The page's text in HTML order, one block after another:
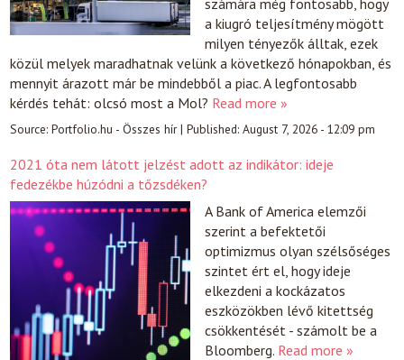
számára még fontosabb, hogy
a kiugró teljesítmény mögött
milyen tényezők álltak, ezek
közül melyek maradhatnak velünk a következő hónapokban, és
mennyit árazott már be mindebből a piac. A legfontosabb
kérdés tehát: olcsó most a Mol? Read more »
Source:Portfolio.hu - Összes hír|Published:August 7, 2026 - 12:09 pm
2021 óta nem látott jelzést adott az indikátor: ideje
fedezékbe húzódni a tőzsdéken?
A Bank of America elemzői
szerint a befektetői
optimizmus olyan szélsőséges
szintet ért el, hogy ideje
elkezdeni a kockázatos
eszközökben lévő kitettség
csökkentését - számolt be a
Bloomberg. Read more »